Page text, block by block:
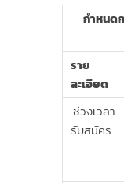
กำหนด
ราย
ละเอียด
ช่วงเวลา
รับสมัคร